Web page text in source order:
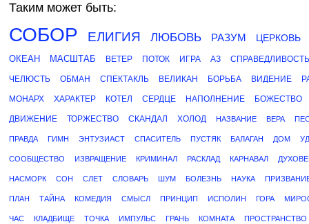
Таким может быть:
СОБОР ЕЛИГИЯ ЛЮБОВЬ РАЗУМ ЦЕРКОВЬ
ОКЕАН МАСШТАБ ВЕТЕР ПОТОК ИГРА АЗ СПРАВЕДЛИВОСТЬ
ЧЕЛЮСТЬ ОБМАН СПЕКТАКЛЬ ВЕЛИКАН БОРЬБА ВИДЕНИЕ
МОНАРХ ХАРАКТЕР КОТЕЛ СЕРДЦЕ НАПОЛНЕНИЕ БОЖЕСТВО
ДВИЖЕНИЕ ТОРЖЕСТВО СКАНДАЛ ХОЛОД НАЗВАНИЕ ВЕРА
ПРАВДА ГИМН ЭНТУЗИАСТ СПАСИТЕЛЬ ПУСТЯК БАЛАГАН ДОМ
СООБЩЕСТВО ИЗВРАЩЕНИЕ КРИМИНАЛ РАСКЛАД КАРНАВАЛ
НАСМОРК СОН СЛЕТ СЛОВАРЬ ШУМ БОЛЕЗНЬ НАУКА
ПЛАН ТАЙНА КОМЕДИЯ СМЫСЛ ПРИНЦИП ИСПОЛИН ГОРА
ЧАС КЛАДБИЩЕ ТОЧКА ИМПУЛЬС ГРАНЬ КОМНАТА ПРОСТРАНСТВО